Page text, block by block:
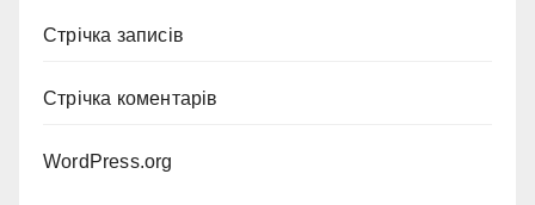
Стрічка записів
Стрічка коментарів
WordPress.org